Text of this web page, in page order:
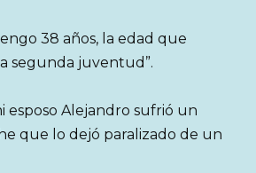
38 años, la edad que
segunda juventud”.
esposo Alejandro sufrió un
que lo dejó paralizado de un